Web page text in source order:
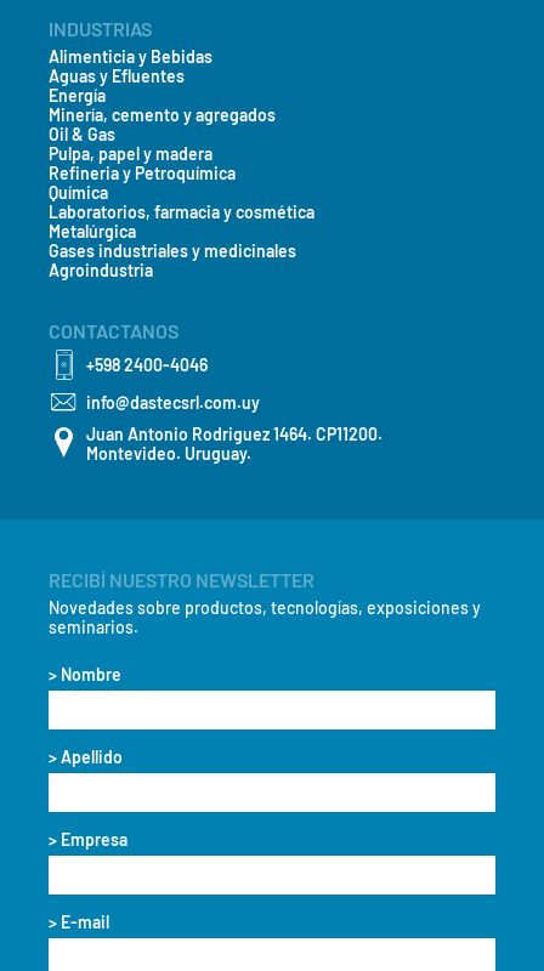
INDUSTRIAS
Alimenticia y Bebidas
Aguas y Efluentes
Energía
Minería, cemento y agregados
Oil & Gas
Pulpa, papel y madera
Refineria y Petroquímica
Química
Laboratorios, farmacia y cosmética
Metalúrgica
Gases industriales y medicinales
Agroindustria
CONTACTANOS
+598 2400-4046
info@dastecsrl.com.uy
Juan Antonio Rodriguez 1464. CP11200.
Montevideo. Uruguay.
RECIBÍ NUESTRO NEWSLETTER
Novedades sobre productos, tecnologías, exposiciones y
seminarios.
> Nombre
> Apellido
> Empresa
> E-mail